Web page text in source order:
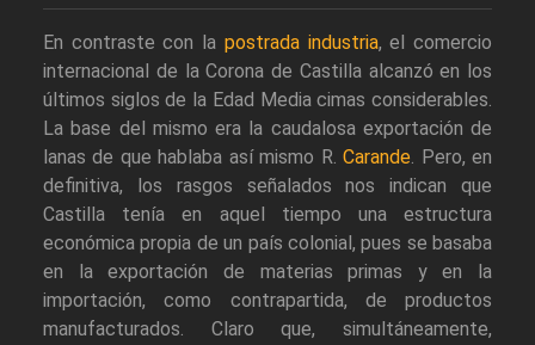
En contraste con la postrada industria, el comercio
internacional de la Corona de Castilla alcanzó en los
últimos siglos de la Edad Media cimas considerables.
La base del mismo era la caudalosa exportación de
lanas de que hablaba así mismo R.Carande. Pero, en
definitiva, los rasgos señalados nos indican que
Castilla tenía en aquel tiempo una estructura
económica propia de un país colonial, pues se basaba
en la exportación de materias primas y en la
importación, como contrapartida, de productos
manufacturados. Claro que, simultáneamente,